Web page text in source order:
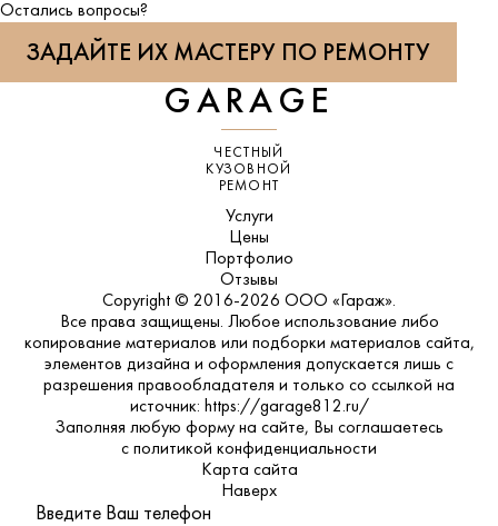
Остались вопросы?
ЗАДАЙТЕ ИХ МАСТЕРУ ПО РЕМОНТУ
GARAGE
ЧЕСТНЫЙ
КУЗОВНОЙ
РЕМОНТ
Услуги
Цены
Портфолио
Отзывы
Copyright © 2016-2026 ООО «Гараж».
Все права защищены. Любое использование либо
копирование материалов или подборки материалов сайта,
элементов дизайна и оформления допускается лишь с
разрешения правообладателя и только со ссылкой на
источник: https://garage812.ru/
Заполняя любую форму на сайте, Вы соглашаетесь
с политикой конфиденциальности
Карта сайта
Наверх
Введите Ваш телефон